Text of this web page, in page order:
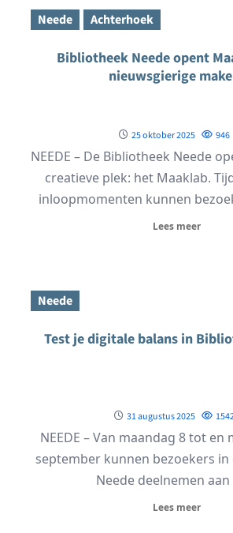
Neede Achterhoek
Bibliotheek Neede opent
nieuwsgierige
25 oktober 2025 946
NEEDE – De Bibliotheek Neede
creatieve plek: het Maaklab.
inloopmomenten kunnen
Lees meer
Neede
Test je digitale balans in
31 augustus 2025
NEEDE – Van maandag 8 tot en
september kunnen bezoekers in
Neede deelnemen aan
Lees meer